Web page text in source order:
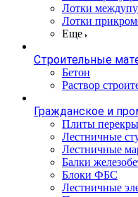
Лотки
Лотки
Еще
Строительные
Бетон
Раствор
Гражданское и
Плиты
Лестничные
Лестничные
Балки
Блоки ФБС
Лестничные